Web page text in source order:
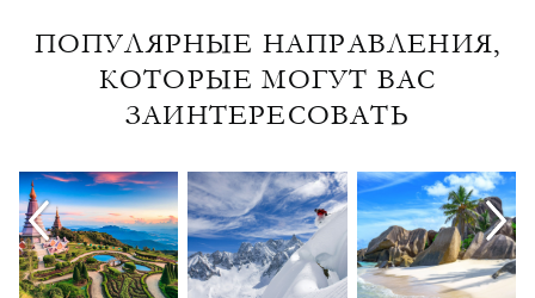
ПОПУЛЯРНЫЕ НАПРАВЛЕНИЯ,
КОТОРЫЕ МОГУТ ВАС
ЗАИНТЕРЕСОВАТЬ